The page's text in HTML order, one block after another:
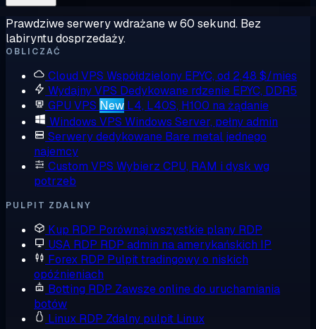
Prawdziwe serwery wdrażane w 60 sekund. Bez
labiryntu dosprzedaży.
OBLICZAĆ
Cloud VPS Współdzielony EPYC, od 2,48 $/mies
Wydajny VPS Dedykowane rdzenie EPYC, DDR5
GPU VPS New L4, L40S, H100 na żądanie
Windows VPS Windows Server, pełny admin
Serwery dedykowane Bare metal jednego
najemcy
Custom VPS Wybierz CPU, RAM i dysk wg
potrzeb
PULPIT ZDALNY
Kup RDP Porównaj wszystkie plany RDP
USA RDP RDP admin na amerykańskich IP
Forex RDP Pulpit tradingowy o niskich
opóźnieniach
Botting RDP Zawsze online do uruchamiania
botów
Linux RDP Zdalny pulpit Linux